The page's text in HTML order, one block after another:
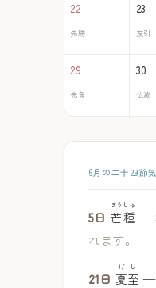
22
先勝
23
友引
29
先負
30
仏滅
6月の二十四節気
5日 芒種
ぼうしゅ
—
れます。
21日 夏至
げし
—